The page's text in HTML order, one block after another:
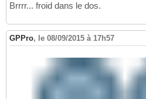
Brrrr... froid dans le dos.
GPPro, le 08/09/2015 à 17h57